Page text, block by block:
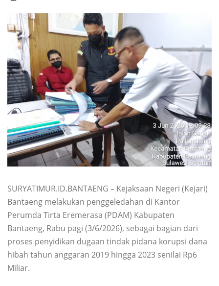
SURYATIMUR.ID.BANTAENG – Kejaksaan Negeri (Kejari)
Bantaeng melakukan penggeledahan di Kantor
Perumda Tirta Eremerasa (PDAM) Kabupaten
Bantaeng, Rabu pagi (3/6/2026), sebagai bagian dari
proses penyidikan dugaan tindak pidana korupsi dana
hibah tahun anggaran 2019 hingga 2023 senilai Rp6
Miliar.